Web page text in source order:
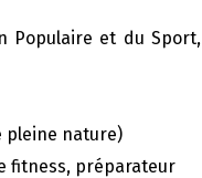
Populaire et du Sport,
pleine nature)
fitness, préparateur